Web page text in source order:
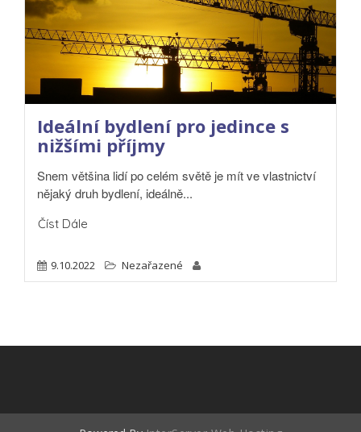
Ideální bydlení pro jedince s
nižšími příjmy
Snem většina lidí po celém světě je mít ve vlastnictví
nějaký druh bydlení, ideálně...
Číst Dále
9.10.2022 Nezařazené